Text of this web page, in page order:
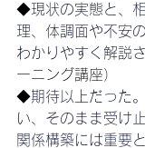
◆現状の実態と、
理、体調面や不安
わかりやすく解説
ーニング講座）
◆期待以上だった
い、そのまま受け
関係構築には重要